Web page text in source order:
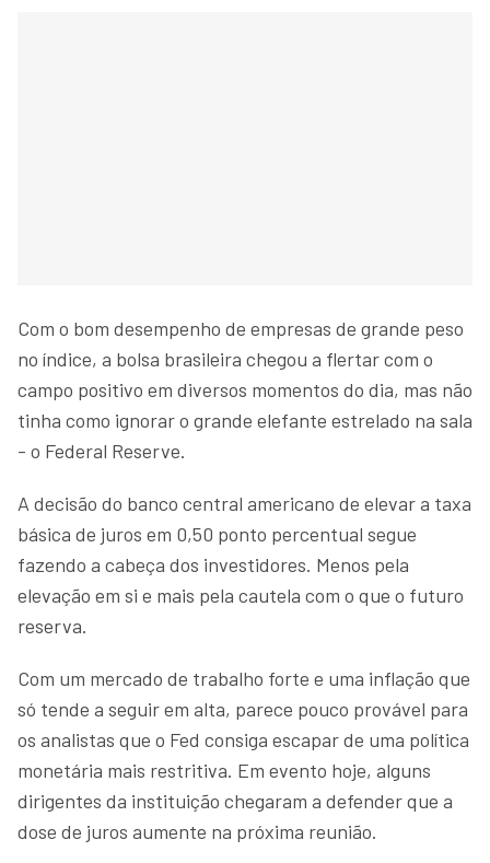
Com o bom desempenho de empresas de grande peso
no índice, a bolsa brasileira chegou a flertar com o
campo positivo em diversos momentos do dia, mas não
tinha como ignorar o grande elefante estrelado na sala
- o Federal Reserve.
A decisão do banco central americano de elevar a taxa
básica de juros em 0,50 ponto percentual segue
fazendo a cabeça dos investidores. Menos pela
elevação em si e mais pela cautela com o que o futuro
reserva.
Com um mercado de trabalho forte e uma inflação que
só tende a seguir em alta, parece pouco provável para
os analistas que o Fed consiga escapar de uma política
monetária mais restritiva. Em evento hoje, alguns
dirigentes da instituição chegaram a defender que a
dose de juros aumente na próxima reunião.